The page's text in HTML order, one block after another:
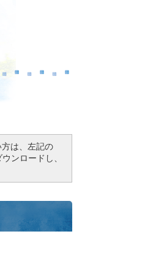
は、左記の
ンロードし、